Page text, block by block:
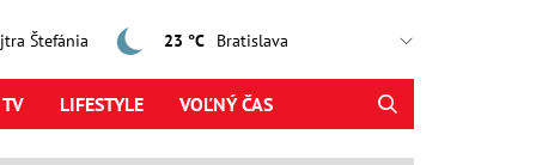
Štefánia 23 °C
LIFESTYLE VOĽNÝ ČAS